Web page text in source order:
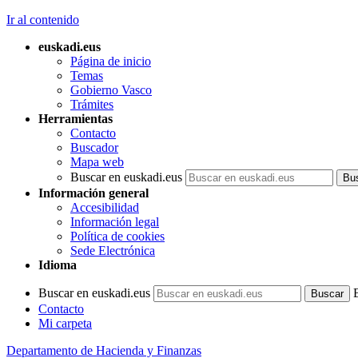
Ir al contenido
euskadi.eus
Página de inicio
Temas
Gobierno Vasco
Trámites
Herramientas
Contacto
Buscador
Mapa web
Buscar en euskadi.eus
Información general
Accesibilidad
Información legal
Política de cookies
Sede Electrónica
Idioma
Buscar en euskadi.eus
Contacto
Mi carpeta
Departamento de Hacienda y Finanzas